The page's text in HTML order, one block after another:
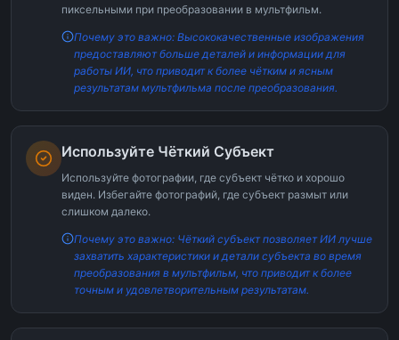
пиксельными при преобразовании в мультфильм.
Почему это важно: Высококачественные изображения
предоставляют больше деталей и информации для
работы ИИ, что приводит к более чётким и ясным
результатам мультфильма после преобразования.
Используйте Чёткий Субъект
Используйте фотографии, где субъект чётко и хорошо
виден. Избегайте фотографий, где субъект размыт или
слишком далеко.
Почему это важно: Чёткий субъект позволяет ИИ лучше
захватить характеристики и детали субъекта во время
преобразования в мультфильм, что приводит к более
точным и удовлетворительным результатам.